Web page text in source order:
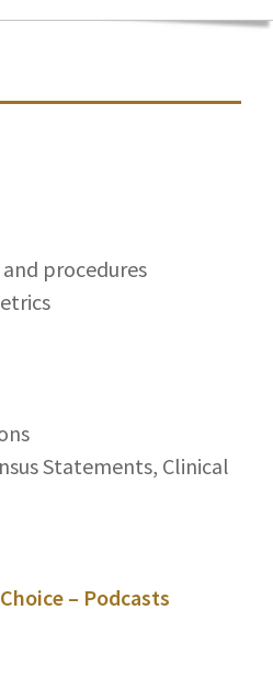
procedures
Statements, Clinical
– Podcasts